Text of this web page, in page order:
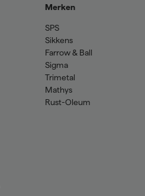
Merken
SPS
Sikkens
Farrow & Ball
Sigma
Trimetal
Mathys
Rust-Oleum